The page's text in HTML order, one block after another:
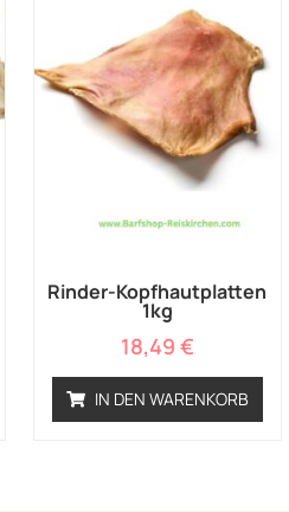
Rinder-Kopfhautplatten
1kg
18,49 €
IN DEN WARENKORB